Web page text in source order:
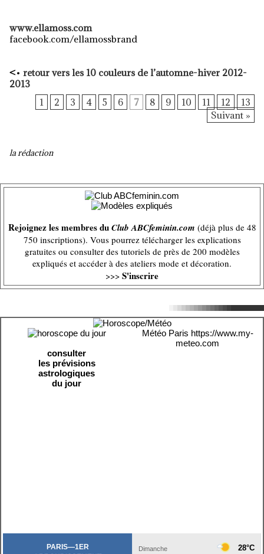
www.ellamoss.com
facebook.com/ellamossbrand
<• retour versles 10 couleurs de l’automne-hiver 2012-
2013
1
2 3 4 5 6 7 8 9 10 11 12
13
Suivant »
la rédaction
Rejoignez les membres duClub ABCfeminin.com (déjà plus de 48
750 inscriptions). Vous pourrez télécharger les explications
gratuites ou consulter des tutoriels de près de 200 modèles
expliqués et accéder à des ateliers mode et décoration.
>>> S'inscrire
consulter
les prévisions
astrologiques
du jour
Météo Paris https://www.my-
meteo.com